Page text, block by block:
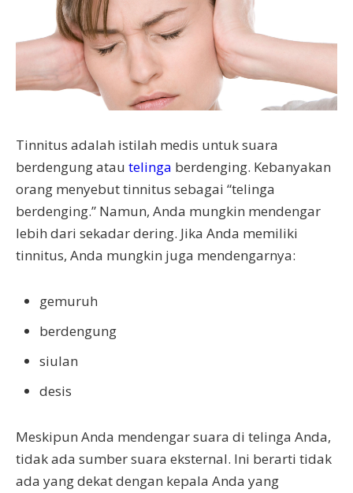
Tinnitus adalah istilah medis untuk suara
berdengung atau telinga berdenging. Kebanyakan
orang menyebut tinnitus sebagai “telinga
berdenging.” Namun, Anda mungkin mendengar
lebih dari sekadar dering. Jika Anda memiliki
tinnitus, Anda mungkin juga mendengarnya:
gemuruh
berdengung
siulan
desis
Meskipun Anda mendengar suara di telinga Anda,
tidak ada sumber suara eksternal. Ini berarti tidak
ada yang dekat dengan kepala Anda yang